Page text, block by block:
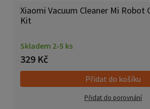
Xiaomi Vacuum Cleaner Mi Robot
Kit
Skladem 2-5 ks
329 Kč
Přidat do košíku
Přidat do porovnání